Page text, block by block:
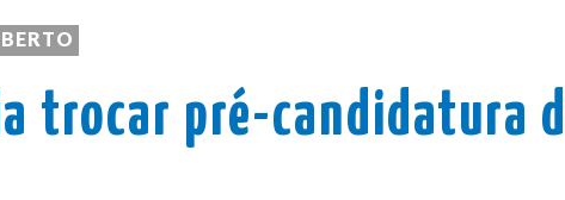
trocar pré-candidatura